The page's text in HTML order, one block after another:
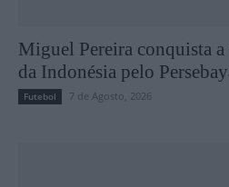
Miguel Pereira conquista a
da Indonésia pelo
Futebol 7 de Agosto, 2026